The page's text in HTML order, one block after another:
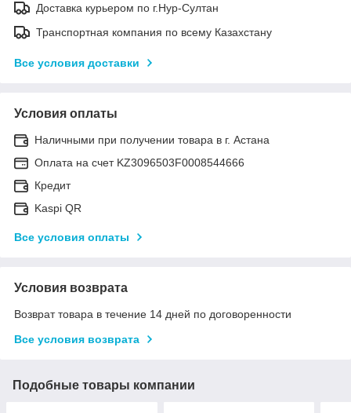
Доставка курьером по г.Нур-Султан
Транспортная компания по всему Казахстану
Все условия доставки
Условия оплаты
Наличными при получении товара в г. Астана
Оплата на счет KZ3096503F0008544666
Кредит
Kaspi QR
Все условия оплаты
Условия возврата
Возврат товара в течение 14 дней по договоренности
Все условия возврата
Подобные товары компании